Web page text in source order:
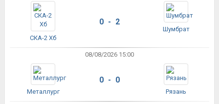
СКА-2 Хб
0 - 2
Шумбрат
08/08/2026 15:00
Металлург
0 - 0
Рязань